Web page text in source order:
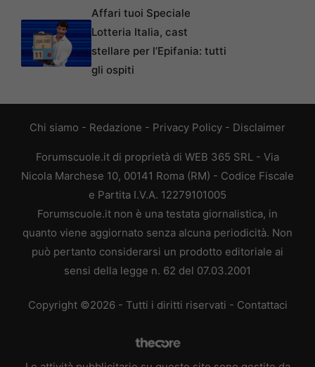
Affari tuoi Speciale
Lotteria Italia, cast
stellare per l’Epifania: tutti
gli ospiti
Chi siamo - Redazione - Privacy Policy - Disclaimer
Forumscuole.it di proprietà di WEB 365 SRL - Via
Nicola Marchese 10, 00141 Roma (RM) - Codice Fiscale
e Partita I.V.A. 12279101005
Forumscuole.it non è una testata giornalistica, in
quanto viene aggiornato senza alcuna periodicità. Non
può pertanto considerarsi un prodotto editoriale ai
sensi della legge n. 62 del 07.03.2001
Copyright ©2026 - Tutti i diritti riservati - Contattaci